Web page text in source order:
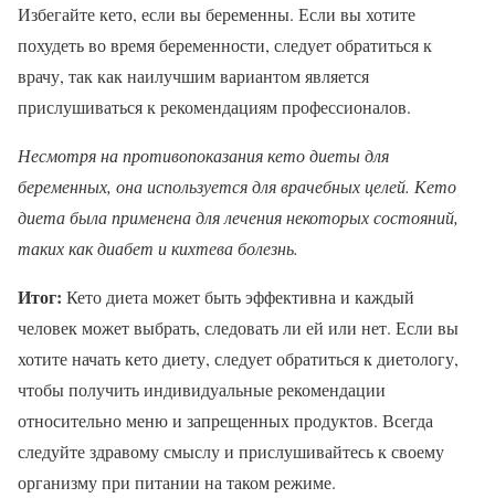
Избегайте кето, если вы беременны. Если вы хотите
похудеть во время беременности, следует обратиться к
врачу, так как наилучшим вариантом является
прислушиваться к рекомендациям профессионалов.
Несмотря на противопоказания кето диеты для
беременных, она используется для врачебных целей. Кето
диета была применена для лечения некоторых состояний,
таких как диабет и кихтева болезнь.
Итог: Кето диета может быть эффективна и каждый
человек может выбрать, следовать ли ей или нет. Если вы
хотите начать кето диету, следует обратиться к диетологу,
чтобы получить индивидуальные рекомендации
относительно меню и запрещенных продуктов. Всегда
следуйте здравому смыслу и прислушивайтесь к своему
организму при питании на таком режиме.